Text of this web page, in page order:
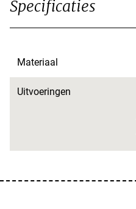
Specificaties
Materiaal
Uitvoeringen